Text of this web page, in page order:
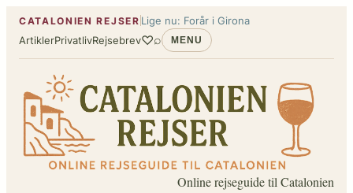
Spring
indhold
CATALONIEN REJSER Lige nu: Forår i Girona
ArtiklerPrivatlivRejsebrev♡⌕ MENU
Online rejseguide til Catalonien